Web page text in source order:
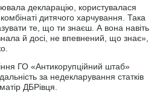
декларацію, користувалася
дитячого харчування. Така
те, що ти знаєш. А вона навіть
й досі, не впевнений, що знає»,
ГО «Антикорупційний штаб»
за недекларування статків
ДБРівця.